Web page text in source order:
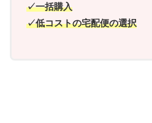
✓一括購入
✓低コストの宅配便の選択